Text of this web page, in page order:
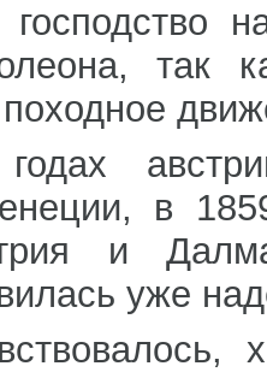
господство
так
в
и
уже